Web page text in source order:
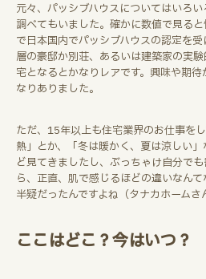
元々、パッシブハウスについてはいろい
調べてもいました。確かに数値で見る
で日本国内でパッシブハウスの認定を
層の豪邸か別荘、あるいは建築家の実
宅となるとかなりレアです。興味や期
なりありました。
ただ、15年以上も住宅業界のお仕事を
熱」とか、「冬は暖かく、夏は涼しい
ど見てきましたし、ぶっちゃけ自分で
ら、正直、肌で感じるほどの違いなん
半疑だったんですよね（タナカホームさ
ここはどこ？今はいつ？